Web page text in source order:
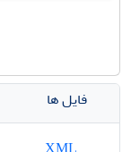
فایل ها